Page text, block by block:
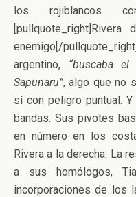
los rojiblancos
enemigo[/
argentino, “buscaba
Sapunaru”, algo que no
sí con peligro puntual.
bandas. Sus pivotes
en número en los
Rivera a la derecha. La
a sus homólogos,
incorporaciones de los